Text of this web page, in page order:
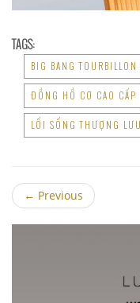
TAGS:
BIG BANG
ĐỒNG HỒ CƠ CAO CẤP
LỐI SỐNG THƯỢNG LƯU
← Previous